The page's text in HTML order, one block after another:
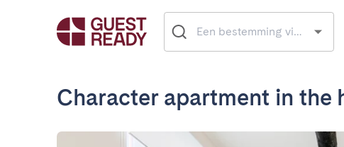
Character apartment in the